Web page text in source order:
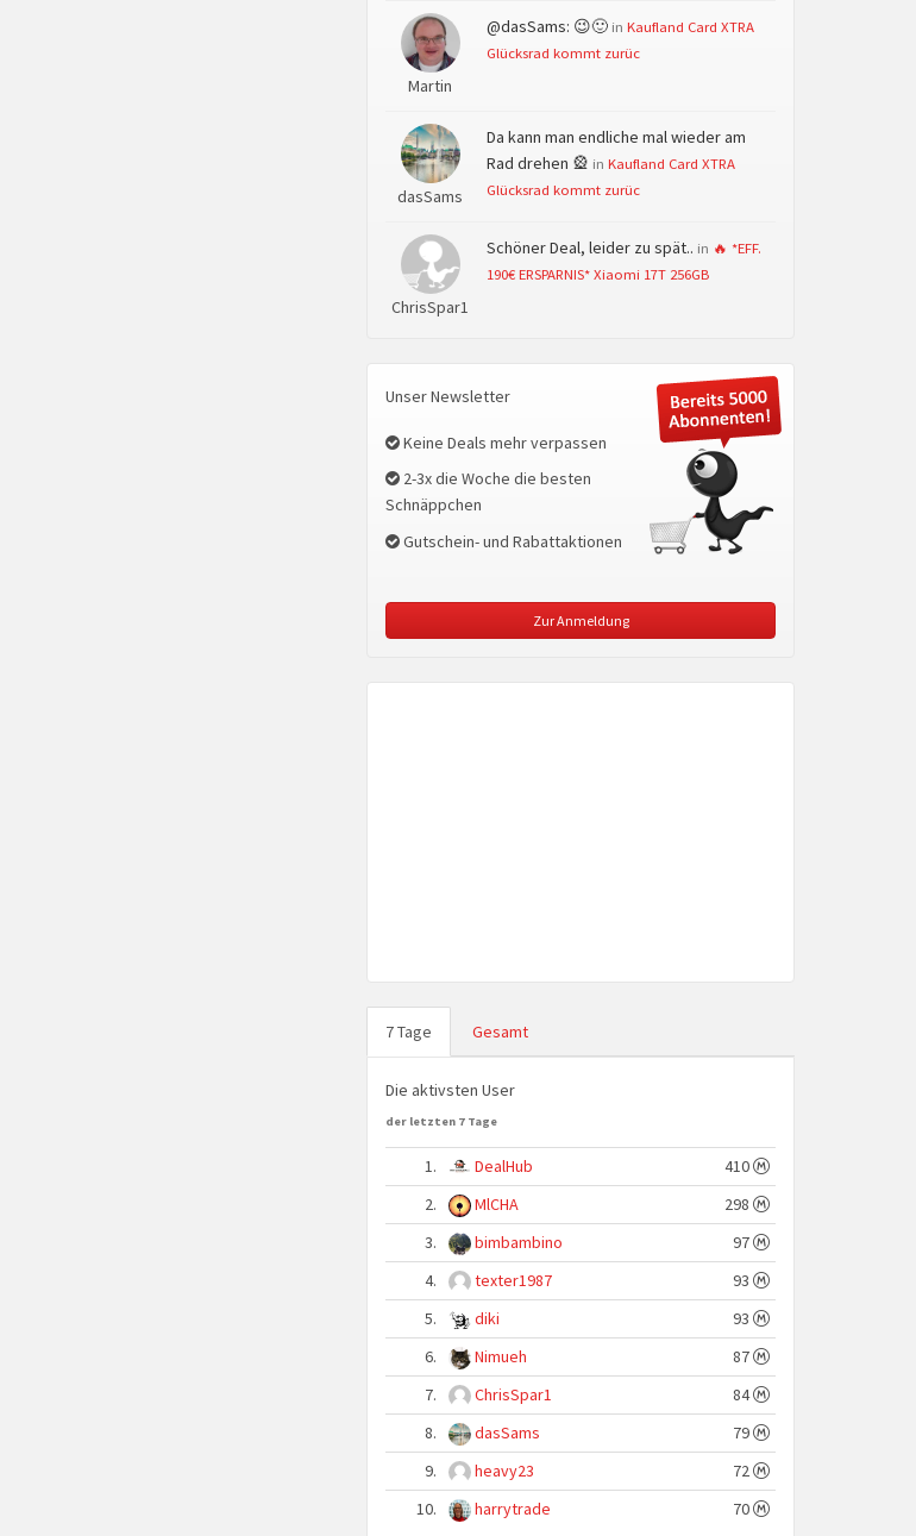
Martin
@dasSams: 😉🙂 in Kaufland Card XTRA
Glücksrad kommt zurüc
dasSams
Da kann man endliche mal wieder am
Rad drehen 🎡 in Kaufland Card XTRA
Glücksrad kommt zurüc
ChrisSpar1
Schöner Deal, leider zu spät.. in 🔥 *EFF.
190€ ERSPARNIS* Xiaomi 17T 256GB
Unser Newsletter
Keine Deals mehr verpassen
2-3x die Woche die besten
Schnäppchen
Gutschein- und Rabattaktionen
Zur Anmeldung
7 Tage Gesamt
Die aktivsten User
der letzten 7 Tage
1. DealHub
410
2.
MlCHA
298
3.
bimbambino
97
4.
texter1987
93
5.
diki
93
6.
Nimueh
87
7.
ChrisSpar1
84
8.
dasSams
79
9.
heavy23
72
10.
harrytrade 70